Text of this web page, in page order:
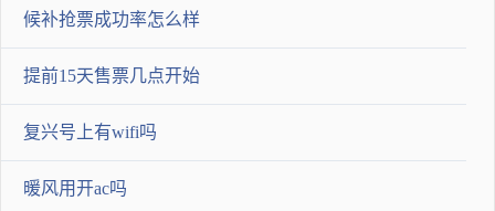
候补抢票成功率怎么样
提前15天售票几点开始
复兴号上有wifi吗
暖风用开ac吗